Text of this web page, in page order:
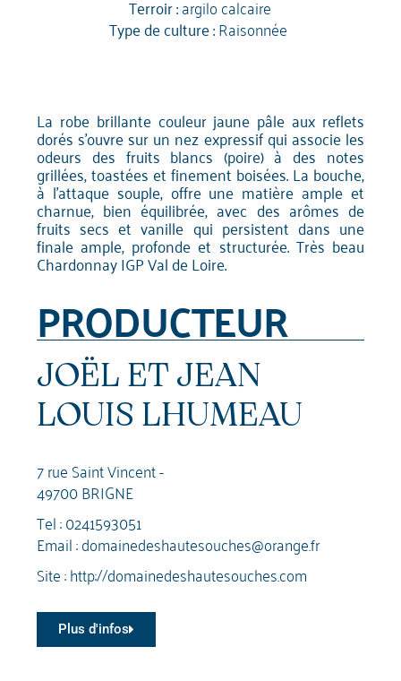
Terroir :argilo calcaire
Type de culture :Raisonnée
La robe brillante couleur jaune pâle aux reflets
dorés s’ouvre sur un nez expressif qui associe les
odeurs des fruits blancs (poire) à des notes
grillées, toastées et finement boisées. La bouche,
à l'attaque souple, offre une matière ample et
charnue, bien équilibrée, avec des arômes de
fruits secs et vanille qui persistent dans une
finale ample, profonde et structurée. Très beau
Chardonnay IGP Val de Loire.
PRODUCTEUR
JOËL ET JEAN
LOUIS LHUMEAU
7 rue Saint Vincent -
49700 BRIGNE
Tel :0241593051
Email :domainedeshautesouches@orange.fr
Site :http://domainedeshautesouches.com
Plus d'infos